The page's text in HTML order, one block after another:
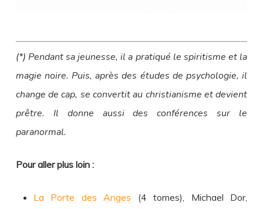
(*) Pendant sa jeunesse, il a pratiqué le spiritisme et la
magie noire. Puis, après des études de psychologie, il
change de cap, se convertit au christianisme et devient
prêtre. Il donne aussi des conférences sur le
paranormal.
Pour aller plus loin :
La Porte des Anges (4 tomes), Michael Dor,